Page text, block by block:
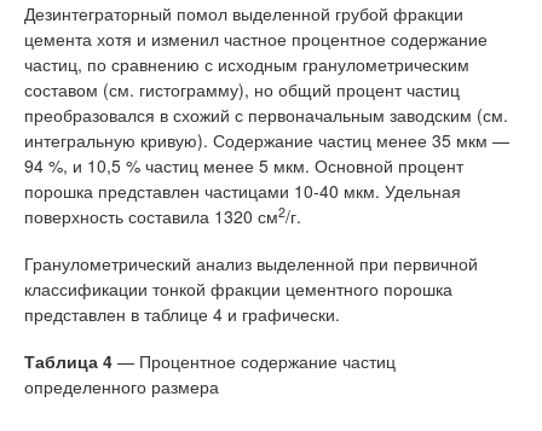
Дезинтеграторный помол выделенной грубой фракции
цемента хотя и изменил частное процентное содержание
частиц, по сравнению с исходным гранулометрическим
составом (см. гистограмму), но общий процент частиц
преобразовался в схожий с первоначальным заводским (см.
интегральную кривую). Содержание частиц менее 35 мкм —
94 %, и 10,5 % частиц менее 5 мкм. Основной процент
порошка представлен частицами 10-40 мкм. Удельная
поверхность составила 1320 см2/г.
Гранулометрический анализ выделенной при первичной
классификации тонкой фракции цементного порошка
представлен в таблице 4 и графически.
Таблица 4 — Процентное содержание частиц
определенного размера